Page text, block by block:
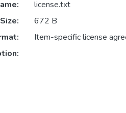
license.txt
Size:
672 B
Item-specific license